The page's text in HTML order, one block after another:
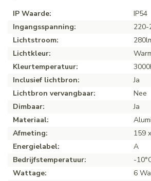
IP Waarde:
IP54
Ingangsspanning:
220-
Lichtstroom:
Lichtkleur:
Kleurtemperatuur:
Inclusief lichtbron:
Ja
Lichtbron vervangbaar:
Nee
Dimbaar:
Ja
Materiaal:
Afmeting:
159
Energielabel:
A
Bedrijfstemperatuur:
-
Wattage:
6